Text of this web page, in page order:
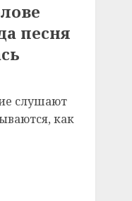
песня
слушают
как